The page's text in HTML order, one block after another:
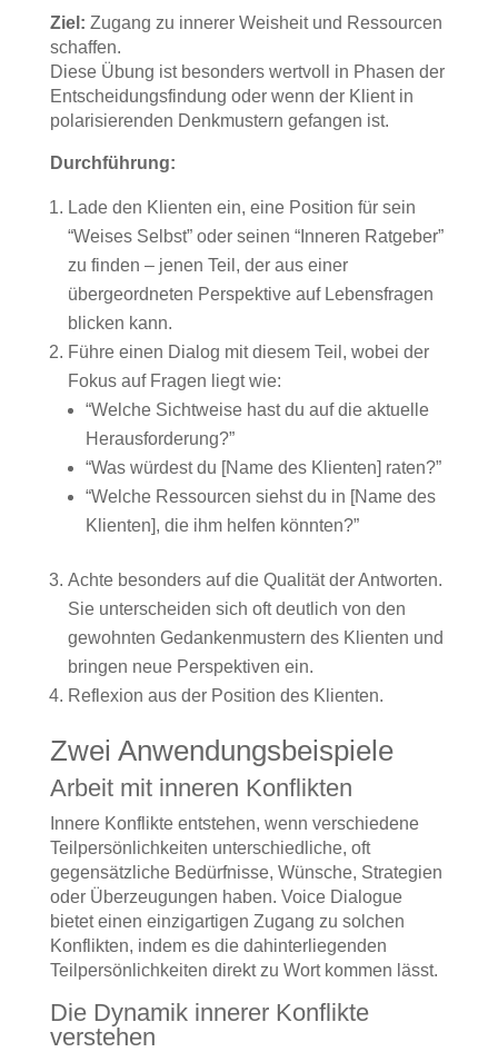
Ziel: Zugang zu innerer Weisheit und Ressourcen
schaffen.
Diese Übung ist besonders wertvoll in Phasen der
Entscheidungsfindung oder wenn der Klient in
polarisierenden Denkmustern gefangen ist.
Durchführung:
Lade den Klienten ein, eine Position für sein
“Weises Selbst” oder seinen “Inneren Ratgeber”
zu finden – jenen Teil, der aus einer
übergeordneten Perspektive auf Lebensfragen
blicken kann.
Führe einen Dialog mit diesem Teil, wobei der
Fokus auf Fragen liegt wie:
“Welche Sichtweise hast du auf die aktuelle
Herausforderung?”
“Was würdest du [Name des Klienten] raten?”
“Welche Ressourcen siehst du in [Name des
Klienten], die ihm helfen könnten?”
Achte besonders auf die Qualität der Antworten.
Sie unterscheiden sich oft deutlich von den
gewohnten Gedankenmustern des Klienten und
bringen neue Perspektiven ein.
Reflexion aus der Position des Klienten.
Zwei Anwendungsbeispiele
Arbeit mit inneren Konflikten
Innere Konflikte entstehen, wenn verschiedene
Teilpersönlichkeiten unterschiedliche, oft
gegensätzliche Bedürfnisse, Wünsche, Strategien
oder Überzeugungen haben. Voice Dialogue
bietet einen einzigartigen Zugang zu solchen
Konflikten, indem es die dahinterliegenden
Teilpersönlichkeiten direkt zu Wort kommen lässt.
Die Dynamik innerer Konflikte
verstehen